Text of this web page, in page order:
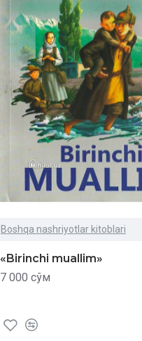
Boshqa nashriyotlar kitoblari
«Birinchi muallim»
7 000 сўм